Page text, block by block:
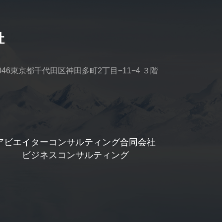
東京都千代田区神田多町2丁目−11−4 ３階
ビエイターコンサルティング合同会社
ビジネスコンサルティング